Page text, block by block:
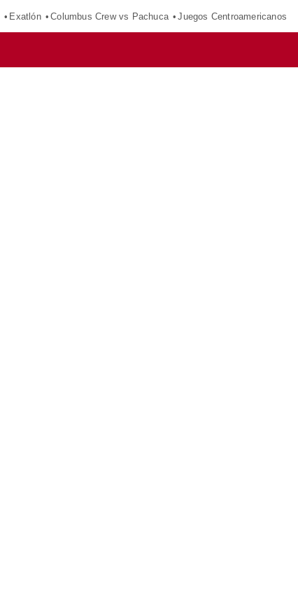
Exatlón Columbus Crew vs Pachuca Juegos Centroamericanos